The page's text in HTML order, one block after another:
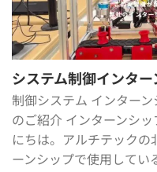
システム制御インタ
制御システム インター
のご紹介 インターンシ
にちは。アルチテックの
ーンシップで使用してい